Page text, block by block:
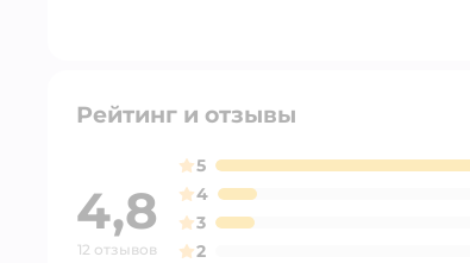
Рейтинг и отзывы
4,8
12 отзывов
5
4
3
2